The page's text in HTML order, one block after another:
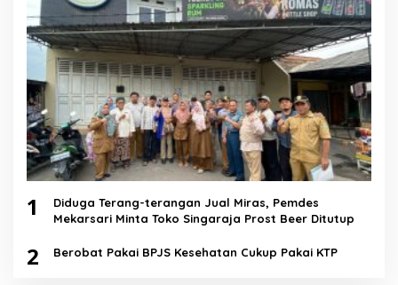
1
Diduga Terang-terangan Jual Miras, Pemdes
Mekarsari Minta Toko Singaraja Prost Beer Ditutup
2 Berobat Pakai BPJS Kesehatan Cukup Pakai KTP